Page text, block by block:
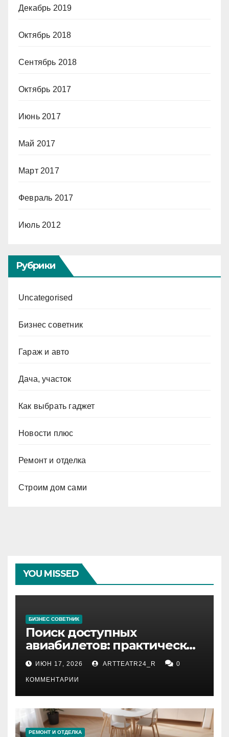
Декабрь 2019
Октябрь 2018
Сентябрь 2018
Октябрь 2017
Июнь 2017
Май 2017
Март 2017
Февраль 2017
Июль 2012
Рубрики
Uncategorised
Бизнес советник
Гараж и авто
Дача, участок
Как выбрать гаджет
Новости плюс
Ремонт и отделка
Строим дом сами
YOU MISSED
БИЗНЕС СОВЕТНИК
Поиск доступных
авиабилетов: практические
рекомендации
ИЮН 17, 2026 ARTTEATR24_R 0
КОММЕНТАРИИ
РЕМОНТ И ОТДЕЛКА